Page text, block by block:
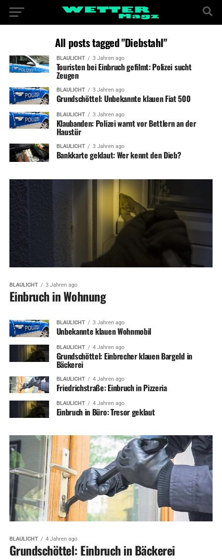
All posts tagged "Diebstahl"
BLAULICHT 3 Jahren ago
Touristen bei Einbruch gefilmt: Polizei sucht
Zeugen
BLAULICHT 3 Jahren ago
Grundschöttel: Unbekannte klauen Fiat 500
BLAULICHT 3 Jahren ago
Klaubanden: Polizei warnt vor Bettlern an der
Haustür
BLAULICHT 3 Jahren ago
Bankkarte geklaut: Wer kennt den Dieb?
BLAULICHT 3 Jahren ago
Einbruch in Wohnung
BLAULICHT 3 Jahren ago
Unbekannte klauen Wohnmobil
BLAULICHT 4 Jahren ago
Grundschöttel: Einbrecher klauen Bargeld in
Bäckerei
BLAULICHT 4 Jahren ago
Friedrichstraße: Einbruch in Pizzeria
BLAULICHT 4 Jahren ago
Einbruch in Büro: Tresor geklaut
BLAULICHT 4 Jahren ago
Grundschöttel: Einbruch in Bäckerei